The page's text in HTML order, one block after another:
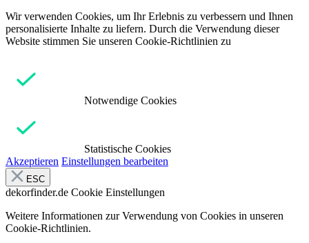
Wir verwenden Cookies, um Ihr Erlebnis zu verbessern und Ihnen
personalisierte Inhalte zu liefern. Durch die Verwendung dieser
Website stimmen Sie unseren Cookie-Richtlinien zu
Notwendige Cookies
Statistische Cookies
Akzeptieren Einstellungen bearbeiten
ESC
dekorfinder.de Cookie Einstellungen
Weitere Informationen zur Verwendung von Cookies in unseren
Cookie-Richtlinien.